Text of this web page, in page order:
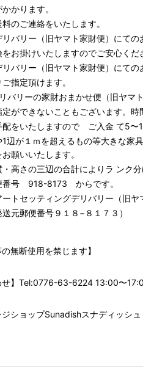
かります。
のご連絡をいたします。
バリー （旧ヤマト家財便） にての
お掛けいたしますのでご安心くだ
バリー （旧ヤマト家財便） にての
指定頂けます。
バリーの家財おまかせ便 （旧ヤマ
定ができないこともございます。時
配をいたしますので ご入金 て5〜
1辺が１ｍを超えるもの等大きな
願いいたします。
高さの三辺の合計によりラ ンク分
番号 918-8173 からです。
ートセッティングデリバリー （旧
送元郵便番号９１８−８１７３）
無断使用を禁じます】
せ】Tel:0776-63-6224 13:00〜
ジショップSunadishスナディッ